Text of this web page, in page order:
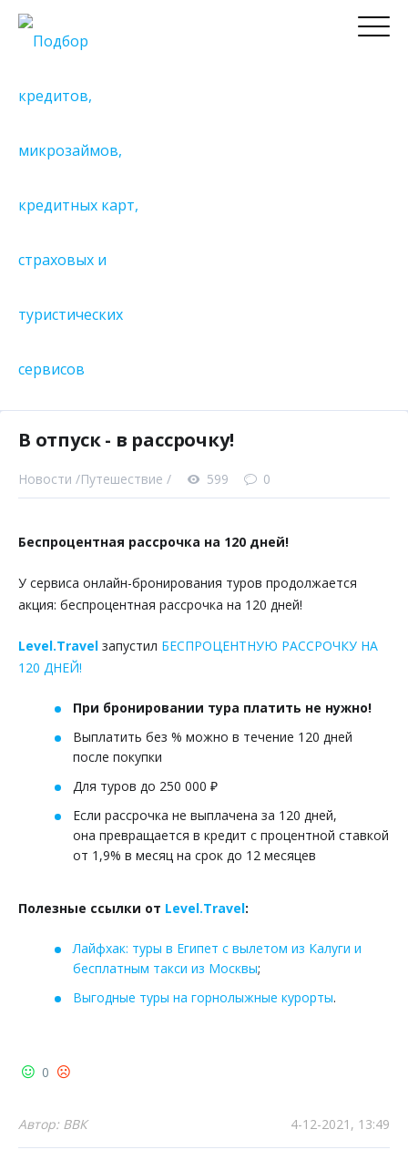
В отпуск - в рассрочку!
Новости /Путешествие / 599 0
Беспроцентная рассрочка на 120 дней!
У сервиса онлайн-бронирования туров продолжается
акция: беспроцентная рассрочка на 120 дней!
Level.Travel запустил БЕСПРОЦЕНТНУЮ РАССРОЧКУ НА
120 ДНЕЙ!
При бронировании тура платить не нужно!
Выплатить без % можно в течение 120 дней
после покупки
Для туров до 250 000 ₽
Если рассрочка не выплачена за 120 дней,
она превращается в кредит с процентной ставкой
от 1,9% в месяц на срок до 12 месяцев
Полезные ссылки от Level.Travel:
Лайфхак: туры в Египет с вылетом из Калуги и
бесплатным такси из Москвы;
Выгодные туры на горнолыжные курорты.
0
Автор: ВВК 4-12-2021, 13:49